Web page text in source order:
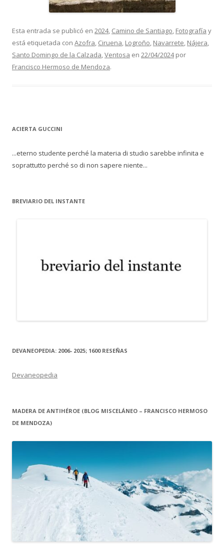
Esta entrada se publicó en 2024, Camino de Santiago, Fotografía y
está etiquetada con Azofra, Ciruena, Logroño, Navarrete, Nájera,
Santo Domingo de la Calzada,Ventosa en 22/04/2024por
Francisco Hermoso de Mendoza.
ACIERTA GUCCINI
...eterno studente perché la materia di studio sarebbe infinita e
soprattutto perché so di non sapere niente...
BREVIARIO DEL INSTANTE
DEVANEOPEDIA: 2006- 2025; 1600 RESEÑAS
Devaneopedia
MADERA DE ANTIHÉROE (BLOG MISCELÁNEO – FRANCISCO HERMOSO
DE MENDOZA)